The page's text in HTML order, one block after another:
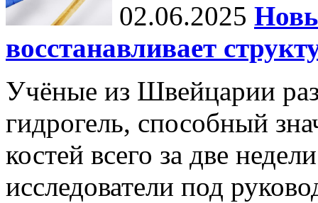
02.06.2025
восстанавливает
Учёные из Швейцарии
гидрогель, способный
костей всего за две
исследователи под